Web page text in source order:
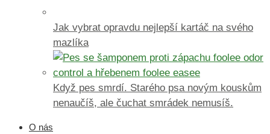
Jak vybrat opravdu nejlepší kartáč na svého
mazlíka
Když pes smrdí. Starého psa novým kouskům
nenaučíš, ale čuchat smrádek nemusíš.
O nás